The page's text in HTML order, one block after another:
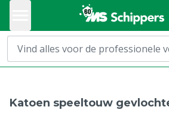
Katoen speeltouw